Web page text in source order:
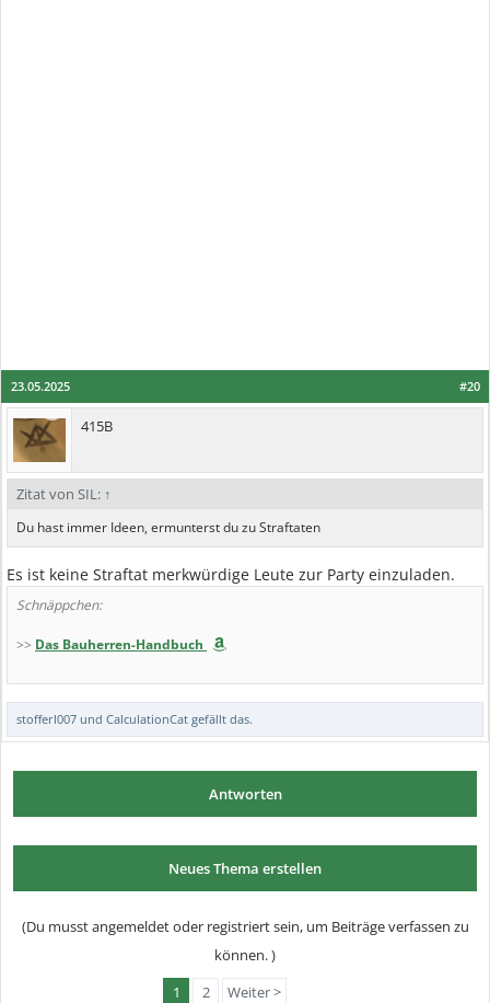
#20
23.05.2025
415B
Zitat von SIL: ↑
Du hast immer Ideen, ermunterst du zu Straftaten
Es ist keine Straftat merkwürdige Leute zur Party einzuladen.
Schnäppchen:
>> Das Bauherren-Handbuch
stofferl007 und CalculationCat gefällt das.
Antworten
Neues Thema erstellen
(Du musst angemeldet oder registriert sein, um Beiträge verfassen zu
können. )
1
2 Weiter >